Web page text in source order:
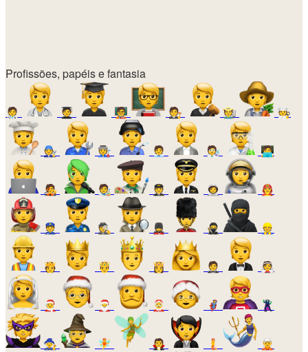
Profissões, papéis e fantasia
🧑‍⚕️ 🧑‍🎓 🧑‍🏫 🧑‍⚖️ 🧑‍🌾 🧑‍🍳
🧑‍🔧 🧑‍🏭 🧑‍💼 🧑‍🔬 🧑‍💻
🧑‍🎤 🧑‍🎨 🧑‍✈️ 🧑‍🚀 🧑‍🚒
👮 🕵️ 💂 🥷 👷
🫅 🤴 👸 🤵 👰
🧑‍🎄 🎅 🤶 🦸 🦹
🧙 🧚 🧛 🧜 🧝